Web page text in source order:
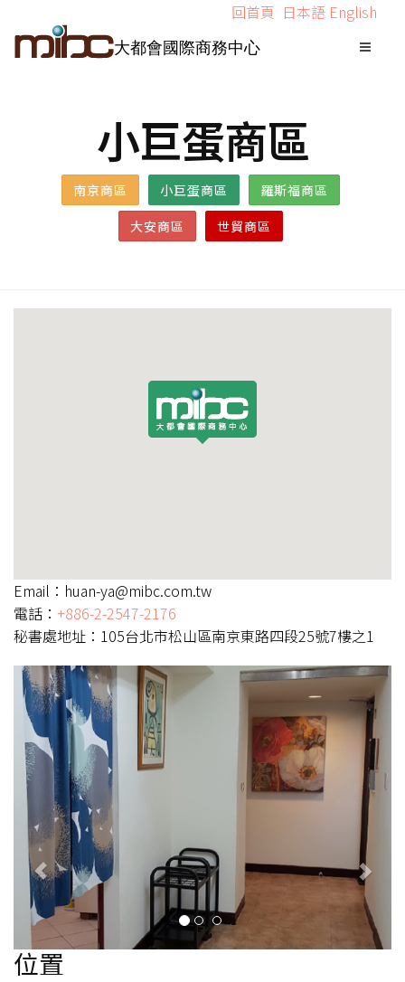
回首頁 日本語 English
大都會國際商務中心
小巨蛋商區
南京商區 小巨蛋商區
羅斯福商區
大安商區
世貿商區
Email：huan-ya@mibc.com.tw
電話： +886-2-2547-2176
秘書處地址：105台北市松山區南京東路四段25號7樓之1
Previous
位置